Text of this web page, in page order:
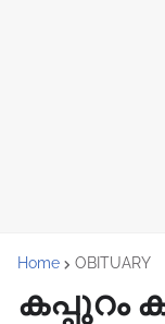
Home OBITUARY
കപ്പുറം